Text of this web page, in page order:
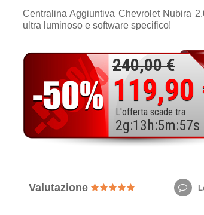
Centralina Aggiuntiva Chevrolet Nubira
ultra luminoso e software specifico!
240,00 €
119,90
L'offerta scade tra
2g:13 h:5m:55s
Valutazione